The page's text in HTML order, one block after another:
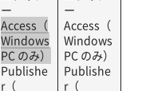
ー
Access（
Windows
PC のみ）
Publishe
r（
ー
Access（
Windows
PC のみ）
Publishe
r（